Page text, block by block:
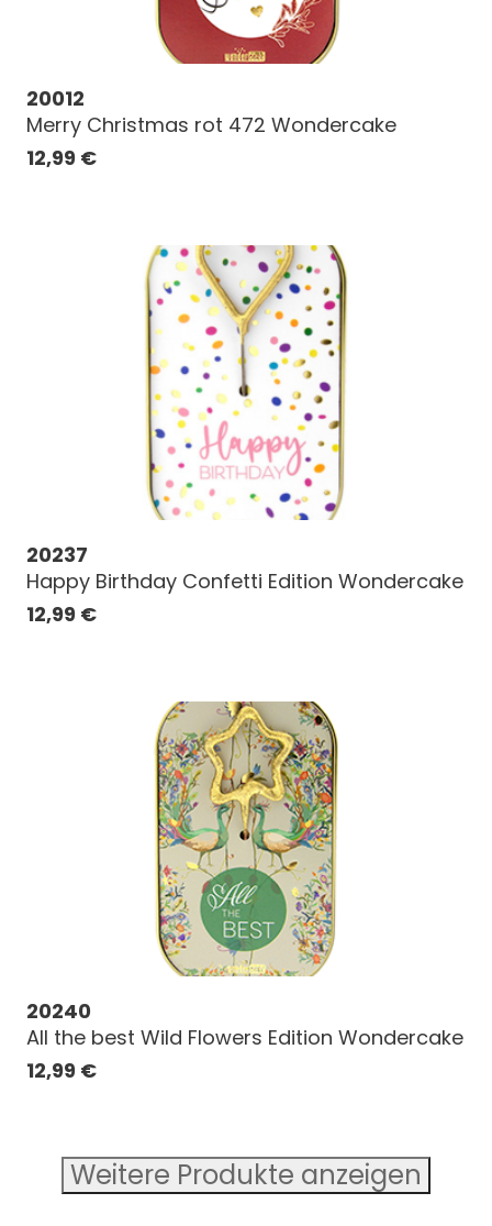
20012
Merry Christmas rot 472 Wondercake
12,99 €
20237
Happy Birthday Confetti Edition Wondercake
12,99 €
20240
All the best Wild Flowers Edition Wondercake
12,99 €
Weitere Produkte anzeigen